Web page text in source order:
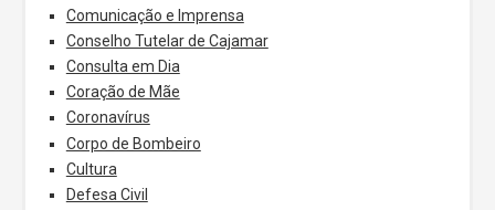
Comunicação e Imprensa
Conselho Tutelar de Cajamar
Consulta em Dia
Coração de Mãe
Coronavírus
Corpo de Bombeiro
Cultura
Defesa Civil